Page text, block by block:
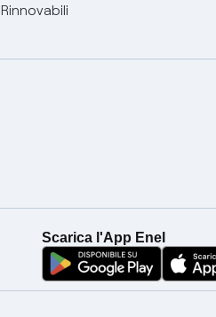
Rinnovabili
Scarica l'App Enel